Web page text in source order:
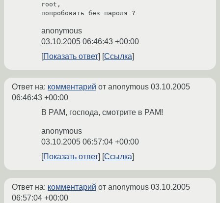
root,
попробовать без пароля ?
anonymous
03.10.2005 06:46:43 +00:00
Показать ответ
Ссылка
Ответ на: комментарий от anonymous 03.10.2005
06:46:43 +00:00
В PAM, господа, смотрите в PAM!
anonymous
03.10.2005 06:57:04 +00:00
Показать ответ
Ссылка
Ответ на: комментарий от anonymous 03.10.2005
06:57:04 +00:00